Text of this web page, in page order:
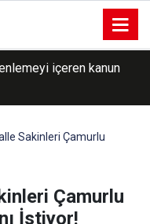
içeren kanun
Sakinleri Çamurlu
Çamurlu
İstiyor!